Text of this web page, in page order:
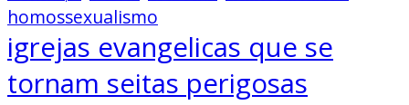
homossexualismo
igrejas evangelicas que se
tornam seitas perigosas